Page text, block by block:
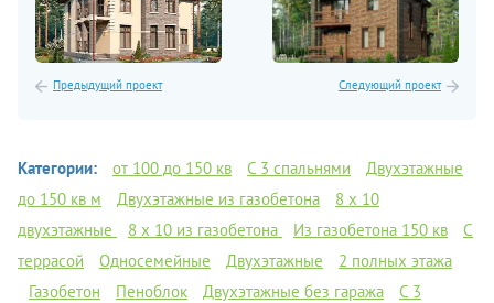
Предыдущий проект Следующий проект
Категории: от 100 до 150 кв C 3 спальнями
Двухэтажные
до 150 кв м
Двухэтажные из газобетона
8 х 10
двухэтажные
8 х 10 из газобетона Из газобетона 150 кв
С
террасой
Односемейные Двухэтажные
2 полных этажа
Газобетон
Пеноблок Двухэтажные без гаража
С 3